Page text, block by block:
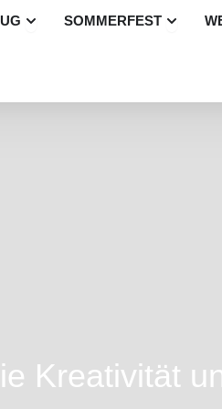
Öffne Betriebsausflug
SOMMERFEST Öffne
Kreativität